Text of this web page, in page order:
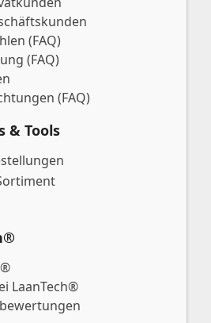
(FAQ)
(FAQ)
(FAQ)
& Tools
LaanTech®